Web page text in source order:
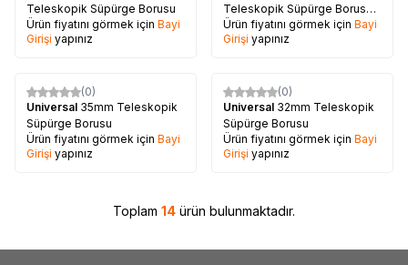
Teleskopik Süpürge Borusu
Ürün fiyatını görmek için Bayi
Girişi yapınız
Teleskopik Süpürge Borusu
(İthal)
Ürün fiyatını görmek için Bayi
Girişi yapınız
(0)
Universal 35mm Teleskopik
Süpürge Borusu
Ürün fiyatını görmek için Bayi
Girişi yapınız
(0)
Universal 32mm Teleskopik
Süpürge Borusu
Ürün fiyatını görmek için Bayi
Girişi yapınız
Toplam 14 ürün bulunmaktadır.